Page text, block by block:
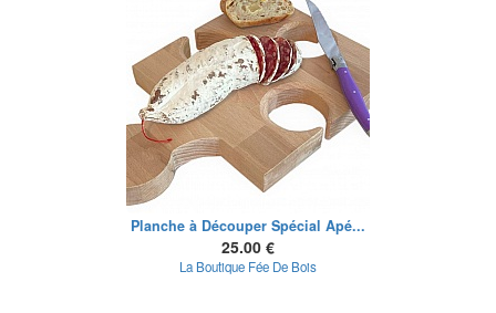
Planche à Découper Spécial Apé...
25.00 €
La Boutique Fée De Bois